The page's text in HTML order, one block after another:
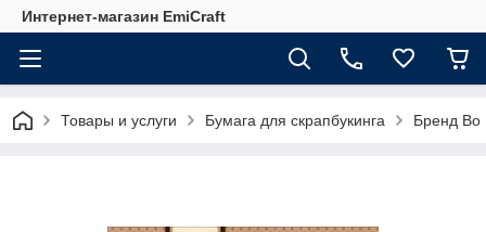
Интернет-магазин EmiCraft
Товары и услуги Бумага для скрапбукинга Бренд Bo